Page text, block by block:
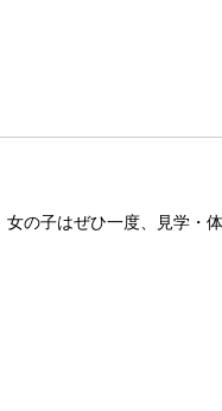
の子はぜひ一度、見学・